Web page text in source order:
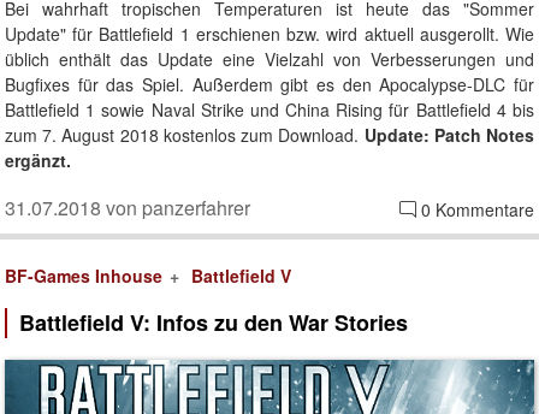
Bei wahrhaft tropischen Temperaturen ist heute das "Sommer
Update" für Battlefield 1 erschienen bzw. wird aktuell ausgerollt. Wie
üblich enthält das Update eine Vielzahl von Verbesserungen und
Bugfixes für das Spiel. Außerdem gibt es den Apocalypse-DLC für
Battlefield 1 sowie Naval Strike und China Rising für Battlefield 4 bis
zum 7. August 2018 kostenlos zum Download. Update: Patch Notes
ergänzt.
0 Kommentare
31.07.2018 von panzerfahrer
BF-Games Inhouse Battlefield V
Battlefield V: Infos zu den War Stories